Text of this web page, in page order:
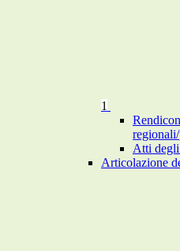
1
Atti
Articolazione